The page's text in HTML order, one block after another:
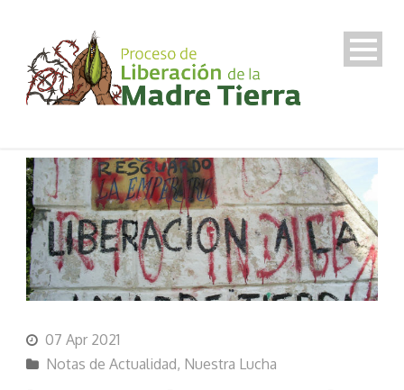
07 Apr 2021
Notas de Actualidad, Nuestra Lucha